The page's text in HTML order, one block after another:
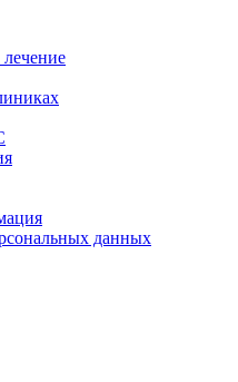
данных